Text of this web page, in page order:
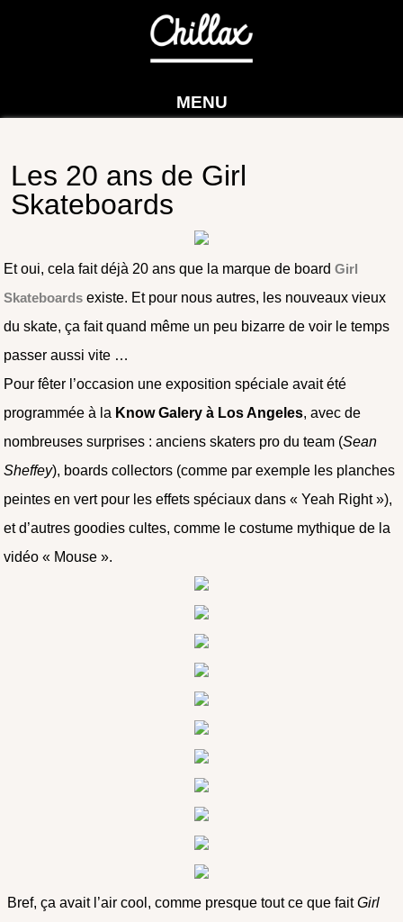
MENU
Les 20 ans de Girl
Skateboards
Et oui, cela fait déjà 20 ans que la marque de boardGirl
Skateboards existe. Et pour nous autres, les nouveaux vieux
du skate, ça fait quand même un peu bizarre de voir le temps
passer aussi vite …
Pour fêter l’occasion une exposition spéciale avait été
programmée à la Know Galery à Los Angeles, avec de
nombreuses surprises : anciens skaters pro du team (Sean
Sheffey), boards collectors (comme par exemple les planches
peintes en vert pour les effets spéciaux dans « Yeah Right »),
et d’autres goodies cultes, comme le costume mythique de la
vidéo « Mouse ».
Bref, ça avait l’air cool, comme presque tout ce que faitGirl